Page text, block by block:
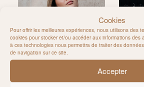
Cookies
Pour offrir les meilleures expériences, nous utilisons des
cookies pour stocker et/ou accéder aux informations des
à ces technologies nous permettra de traiter des
de navigation sur ce site.
Accepter